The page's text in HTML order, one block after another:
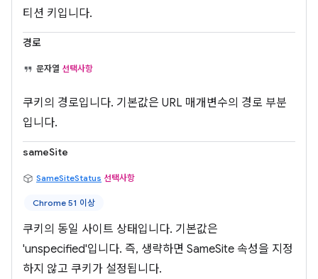
티션 키입니다.
경로
문자열 선택사항
쿠키의 경로입니다. 기본값은 URL 매개변수의 경로 부분
입니다.
sameSite
SameSiteStatus 선택사항
Chrome 51 이상
쿠키의 동일 사이트 상태입니다. 기본값은
'unspecified'입니다. 즉, 생략하면 SameSite 속성을 지정
하지 않고 쿠키가 설정됩니다.